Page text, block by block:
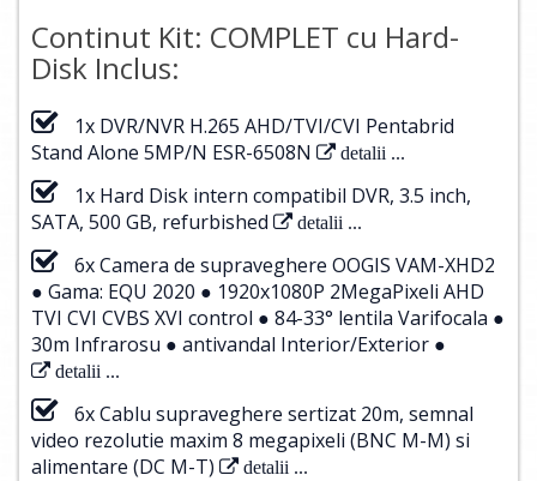
Continut Kit: COMPLET cu Hard-
Disk Inclus:
1x DVR/NVR H.265 AHD/TVI/CVI Pentabrid
Stand Alone 5MP/N ESR-6508N
detalii ...
1x Hard Disk intern compatibil DVR, 3.5 inch,
SATA, 500 GB, refurbished
detalii ...
6x Camera de supraveghere OOGIS VAM-XHD2
● Gama: EQU 2020 ● 1920x1080P 2MegaPixeli AHD
TVI CVI CVBS XVI control ● 84-33° lentila Varifocala ●
30m Infrarosu ● antivandal Interior/Exterior ●
detalii ...
6x Cablu supraveghere sertizat 20m, semnal
video rezolutie maxim 8 megapixeli (BNC M-M) si
alimentare (DC M-T)
detalii ...